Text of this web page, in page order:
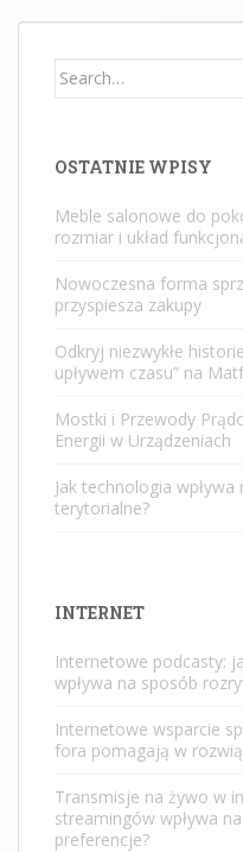
Search
OSTATNIE WPISY
Meble salonowe do
rozmiar i układ
Nowoczesna forma
przyspiesza zakupy
Odkryj niezwykłe
upływem czasu” na
Mostki i Przewody
Energii w Urządzeniach
Jak technologia
terytorialne?
INTERNET
Internetowe podcasty:
wpływa na sposób
Internetowe wsparcie
fora pomagają w
Transmisje na żywo w
streamingów wpływa
preferencje?